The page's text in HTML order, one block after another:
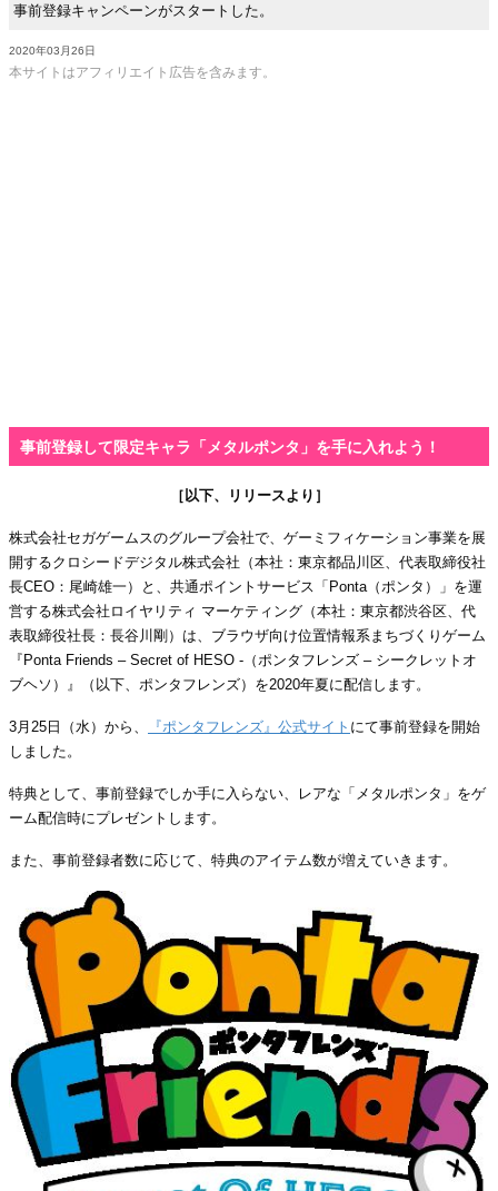
事前登録キャンペーンがスタートした。
2020年03月26日
本サイトはアフィリエイト広告を含みます。
事前登録して限定キャラ「メタルポンタ」を手に入れよう！
［以下、リリースより］
株式会社セガゲームスのグループ会社で、ゲーミフィケーション事業を展
開するクロシードデジタル株式会社（本社：東京都品川区、代表取締役社
長CEO：尾崎雄一）と、共通ポイントサービス「Ponta（ポンタ）」を運
営する株式会社ロイヤリティ マーケティング（本社：東京都渋谷区、代
表取締役社長：長谷川剛）は、ブラウザ向け位置情報系まちづくりゲーム
『Ponta Friends – Secret of HESO -（ポンタフレンズ – シークレットオ
ブヘソ）』（以下、ポンタフレンズ）を2020年夏に配信します。
3月25日（水）から、 『ポンタフレンズ』公式サイト にて事前登録を開始
しました。
特典として、事前登録でしか手に入らない、レアな「メタルポンタ」をゲ
ーム配信時にプレゼントします。
また、事前登録者数に応じて、特典のアイテム数が増えていきます。